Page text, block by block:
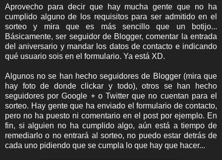
Aprovecho para decir que hay mucha gente que no ha
cumplido alguno de los requisitos para ser admitido en el
sorteo y mira que es más sencillo que un botijo...
Básicamente, ser seguidor de Blogger, comentar la entrada
del aniversario y mandar los datos de contacto e indicando
qué usuario sois en el formulario. Ya está XD.
Algunos no se han hecho seguidores de Blogger (mira que
hay foto de donde clickar y todo), otros se han hecho
seguidores por Google + o Twitter que no cuentan para el
sorteo. Hay gente que ha enviado el formulario de contacto,
pero no ha puesto ni comentario en el post por ejemplo. En
fin, si alguien no ha cumplido algo, aún está a tiempo de
remediarlo o no entrará al sorteo, no puedo estar detrás de
cada uno pidiendo que se cumpla lo que hay que hacer...